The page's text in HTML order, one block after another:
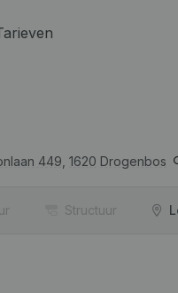
449, 1620 Drogenbos
Structuur